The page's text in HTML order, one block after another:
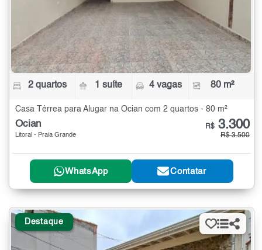
2 quartos 1 suíte 4 vagas 80 m²
Casa Térrea para Alugar na Ocian com 2 quartos - 80 m²
Ocian
Litoral - Praia Grande
R$ 3.300
R$ 3.500
WhatsApp Contatar
Destaque